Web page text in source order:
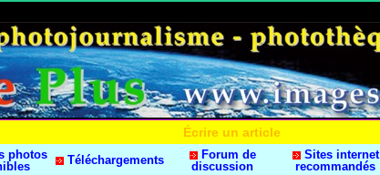
Écrire un article
photos
Téléchargements
Forum de
discussion
Sites internet
recommandés